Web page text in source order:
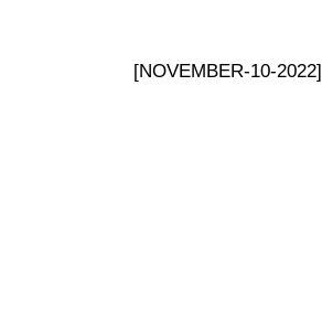
[NOVEMBER-10-2022]